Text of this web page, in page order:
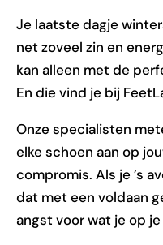
Je laatste dagje
net zoveel zin en
kan alleen met de
En die vind je bij
Onze specialisten
elke schoen aan op
compromis. Als je ’s
dat met een voldaan
angst voor wat je op